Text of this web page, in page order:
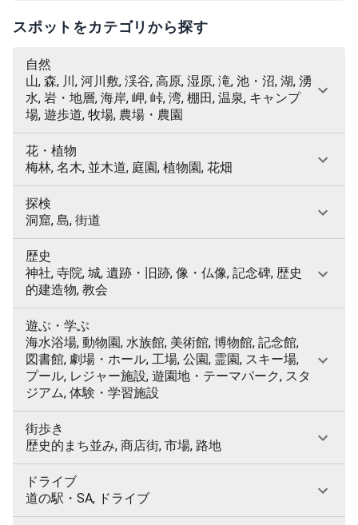
スポットをカテゴリから探す
自然
山, 森, 川, 河川敷, 渓谷, 高原, 湿原, 滝, 池・沼, 湖, 湧
水, 岩・地層, 海岸, 岬, 峠, 湾, 棚田, 温泉, キャンプ
場, 遊歩道, 牧場, 農場・農園
花・植物
梅林, 名木, 並木道, 庭園, 植物園, 花畑
探検
洞窟, 島, 街道
歴史
神社, 寺院, 城, 遺跡・旧跡, 像・仏像, 記念碑, 歴史
的建造物, 教会
遊ぶ・学ぶ
海水浴場, 動物園, 水族館, 美術館, 博物館, 記念館,
図書館, 劇場・ホール, 工場, 公園, 霊園, スキー場,
プール, レジャー施設, 遊園地・テーマパーク, スタ
ジアム, 体験・学習施設
街歩き
歴史的まち並み, 商店街, 市場, 路地
ドライブ
道の駅・SA, ドライブ